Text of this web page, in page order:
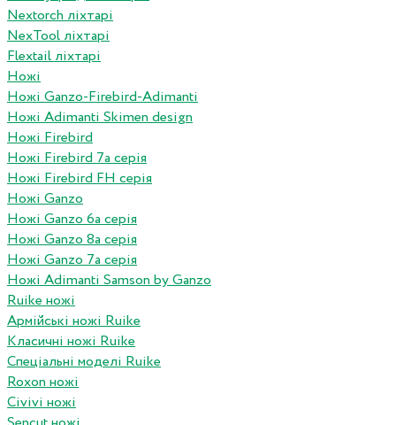
Nextorch ліхтарі
NexTool ліхтарі
Flextail ліхтарі
Ножі
Ножі Ganzo-Firebird-Adimanti
Ножі Adimanti Skimen design
Ножі Firebird
Ножі Firebird 7а серія
Ножі Firebird FH серія
Ножі Ganzo
Ножі Ganzo 6а серія
Ножі Ganzo 8а серія
Ножі Ganzo 7а серія
Ножі Adimanti Samson by Ganzo
Ruike ножі
Армійські ножі Ruike
Класичні ножі Ruike
Спеціальні моделі Ruike
Roxon ножi
Civivi ножі